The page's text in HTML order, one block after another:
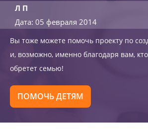
Л П
Дата: 05 февраля 2014
Вы тоже можете помочь проекту по
и, возможно, именно благодаря вам,
обретет семью!
ПОМОЧЬ ДЕТЯМ